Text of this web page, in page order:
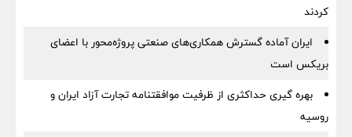
کردند
ایران آماده گسترش همکاری‌های صنعتی پروژه‌محور با اعضای
بریکس است
بهره گیری حداکثری از ظرفیت موافقتنامه تجارت آزاد ایران و
روسیه